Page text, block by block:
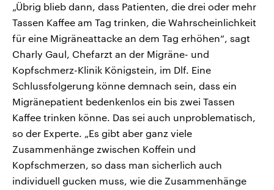
„Übrig blieb dann, dass Patienten, die drei oder mehr
Tassen Kaffee am Tag trinken, die Wahrscheinlichkeit
für eine Migräneattacke an dem Tag erhöhen“, sagt
Charly Gaul, Chefarzt an der Migräne- und
Kopfschmerz-Klinik Königstein, im Dlf. Eine
Schlussfolgerung könne demnach sein, dass ein
Migränepatient bedenkenlos ein bis zwei Tassen
Kaffee trinken könne. Das sei auch unproblematisch,
so der Experte. „Es gibt aber ganz viele
Zusammenhänge zwischen Koffein und
Kopfschmerzen, so dass man sicherlich auch
individuell gucken muss, wie die Zusammenhänge